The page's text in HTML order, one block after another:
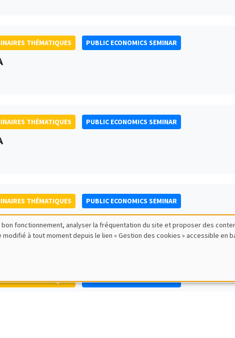
THÉMATIQUES PUBLIC ECONOMICS SEMINAR
THÉMATIQUES PUBLIC ECONOMICS SEMINAR
THÉMATIQUES PUBLIC ECONOMICS SEMINAR
THÉMATIQUES PUBLIC ECONOMICS SEMINAR
fonctionnement, analyser la fréquentation du site et proposer des
à tout moment depuis le lien « Gestion des cookies » accessible en